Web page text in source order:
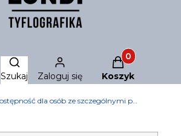
Otwórz wyszukiwarkę
Szukaj Zaloguj się
Produkty w
Koszyk
Dostępność dla osób ze szczególnymi potrzebami